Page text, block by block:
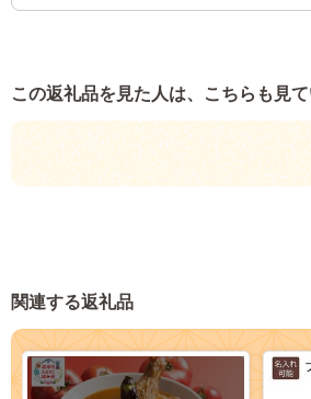
この返礼品を見た人は、こちらも見
関連する返礼品